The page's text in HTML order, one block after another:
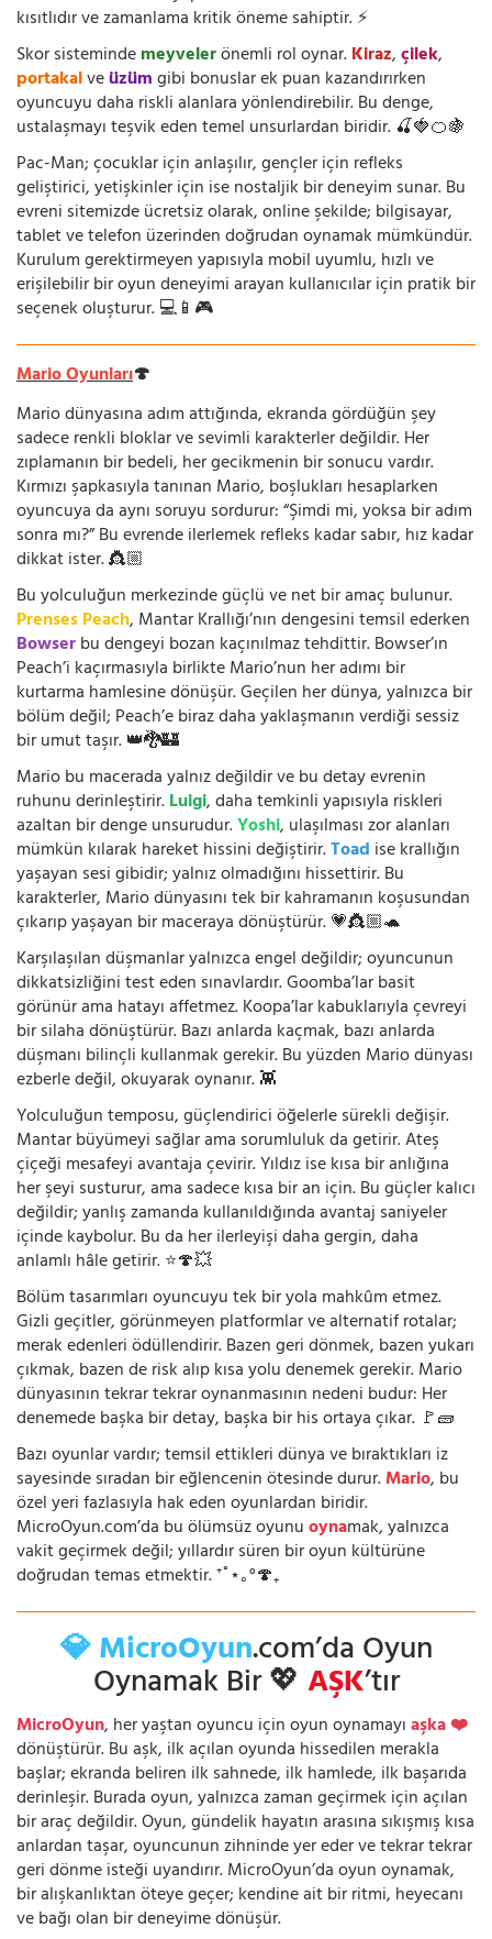
kısıtlıdır ve zamanlama kritik öneme sahiptir. ⚡
Skor sistemindemeyvelerönemli rol oynar.Kiraz,çilek,
portakalveüzümgibi bonuslar ek puan kazandırırken
oyuncuyu daha riskli alanlara yönlendirebilir. Bu denge,
ustalaşmayı teşvik eden temel unsurlardan biridir. 🍒🍓🍊🍇
Pac-Man; çocuklar için anlaşılır, gençler için refleks
geliştirici, yetişkinler için ise nostaljik bir deneyim sunar. Bu
evreni sitemizde ücretsiz olarak, online şekilde; bilgisayar,
tablet ve telefon üzerinden doğrudan oynamak mümkündür.
Kurulum gerektirmeyen yapısıyla mobil uyumlu, hızlı ve
erişilebilir bir oyun deneyimi arayan kullanıcılar için pratik bir
seçenek oluşturur. 💻📱🎮
Mario Oyunları🍄
Mario dünyasına adım attığında, ekranda gördüğün şey
sadece renkli bloklar ve sevimli karakterler değildir. Her
zıplamanın bir bedeli, her gecikmenin bir sonucu vardır.
Kırmızı şapkasıyla tanınan Mario, boşlukları hesaplarken
oyuncuya da aynı soruyu sordurur: “Şimdi mi, yoksa bir adım
sonra mı?” Bu evrende ilerlemek refleks kadar sabır, hız kadar
dikkat ister. 👸🏼
Bu yolculuğun merkezinde güçlü ve net bir amaç bulunur.
Prenses Peach, Mantar Krallığı’nın dengesini temsil ederken
Bowserbu dengeyi bozan kaçınılmaz tehdittir. Bowser’ın
Peach’i kaçırmasıyla birlikte Mario’nun her adımı bir
kurtarma hamlesine dönüşür. Geçilen her dünya, yalnızca bir
bölüm değil; Peach’e biraz daha yaklaşmanın verdiği sessiz
bir umut taşır. 👑🐉🏰
Mario bu macerada yalnız değildir ve bu detay evrenin
ruhunu derinleştirir.Luigi, daha temkinli yapısıyla riskleri
azaltan bir denge unsurudur.Yoshi, ulaşılması zor alanları
mümkün kılarak hareket hissini değiştirir.Toad ise krallığın
yaşayan sesi gibidir; yalnız olmadığını hissettirir. Bu
karakterler, Mario dünyasını tek bir kahramanın koşusundan
çıkarıp yaşayan bir maceraya dönüştürür. 💗👸🏼🐢
Karşılaşılan düşmanlar yalnızca engel değildir; oyuncunun
dikkatsizliğini test eden sınavlardır. Goomba’lar basit
görünür ama hatayı affetmez. Koopa’lar kabuklarıyla çevreyi
bir silaha dönüştürür. Bazı anlarda kaçmak, bazı anlarda
düşmanı bilinçli kullanmak gerekir. Bu yüzden Mario dünyası
ezberle değil, okuyarak oynanır. 👾
Yolculuğun temposu, güçlendirici öğelerle sürekli değişir.
Mantar büyümeyi sağlar ama sorumluluk da getirir. Ateş
çiçeği mesafeyi avantaja çevirir. Yıldız ise kısa bir anlığına
her şeyi susturur, ama sadece kısa bir an için. Bu güçler kalıcı
değildir; yanlış zamanda kullanıldığında avantaj saniyeler
içinde kaybolur. Bu da her ilerleyişi daha gergin, daha
anlamlı hâle getirir. ⭐🍄💥
Bölüm tasarımları oyuncuyu tek bir yola mahkûm etmez.
Gizli geçitler, görünmeyen platformlar ve alternatif rotalar;
merak edenleri ödüllendirir. Bazen geri dönmek, bazen yukarı
çıkmak, bazen de risk alıp kısa yolu denemek gerekir. Mario
dünyasının tekrar tekrar oynanmasının nedeni budur: Her
denemede başka bir detay, başka bir his ortaya çıkar. 🚩🧱
Bazı oyunlar vardır; temsil ettikleri dünya ve bıraktıkları iz
sayesinde sıradan bir eğlencenin ötesinde durur.Mario, bu
özel yeri fazlasıyla hak eden oyunlardan biridir.
MicroOyun.com’da bu ölümsüz oyunuoynamak, yalnızca
vakit geçirmek değil; yıllardır süren bir oyun kültürüne
doğrudan temas etmektir. ⁺˚⋆｡°🍄₊
💎 MicroOyun.com’da Oyun
Oynamak Bir 💖AŞK’tır
MicroOyun, her yaştan oyuncu için oyun oynamayıaşka ❤️
dönüştürür. Bu aşk, ilk açılan oyunda hissedilen merakla
başlar; ekranda beliren ilk sahnede, ilk hamlede, ilk başarıda
derinleşir. Burada oyun, yalnızca zaman geçirmek için açılan
bir araç değildir. Oyun, gündelik hayatın arasına sıkışmış kısa
anlardan taşar, oyuncunun zihninde yer eder ve tekrar tekrar
geri dönme isteği uyandırır. MicroOyun’da oyun oynamak,
bir alışkanlıktan öteye geçer; kendine ait bir ritmi, heyecanı
ve bağı olan bir deneyime dönüşür.